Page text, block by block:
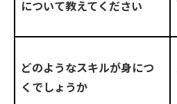
について教えてください
どのようなスキルが身につ
くでしょうか